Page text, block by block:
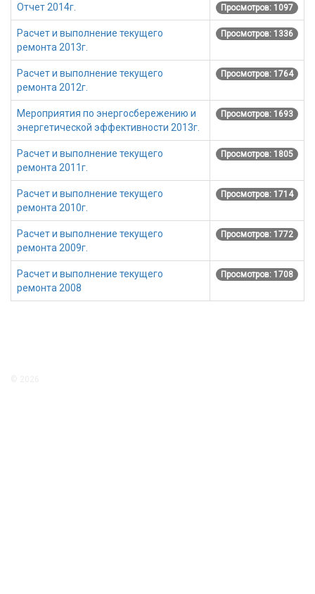
Отчет 2014г. Просмотров: 1097
Расчет и выполнение текущего
ремонта 2013г.
Просмотров: 1336
Расчет и выполнение текущего
ремонта 2012г.
Просмотров: 1764
Мероприятия по энергосбережению и
энергетической эффективности 2013г.
Просмотров: 1693
Расчет и выполнение текущего
ремонта 2011г.
Просмотров: 1805
Расчет и выполнение текущего
ремонта 2010г.
Просмотров: 1714
Расчет и выполнение текущего
ремонта 2009г.
Просмотров: 1772
Расчет и выполнение текущего
ремонта 2008
Просмотров: 1708